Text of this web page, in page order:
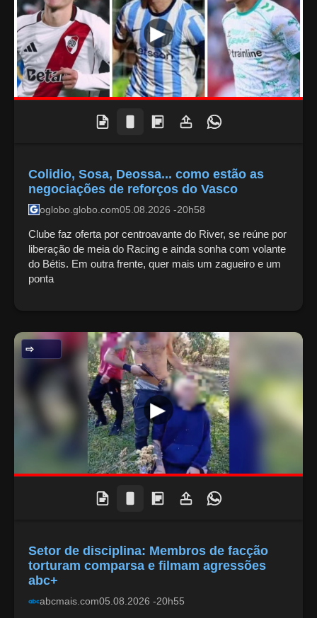
Colidio, Sosa, Deossa... como estão as
negociações de reforços do Vasco
oglobo.globo.com05.08.2026 -20h58
Clube faz oferta por centroavante do River, se reúne por
liberação de meia do Racing e ainda sonha com volante
do Bétis. Em outra frente, quer mais um zagueiro e um
ponta
SEGURANÇA PÚBLICA
Setor de disciplina: Membros de facção
torturam comparsa e filmam agressões
abc+
abcmais.com05.08.2026 -20h55